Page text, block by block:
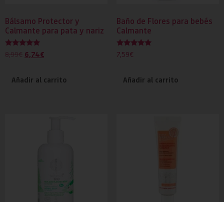
Bálsamo Protector y
Calmante para pata y nariz
Valorado
con
8,99€ 6,74€
Añadir al carrito
Baño de Flores para bebés
Calmante
Valorado
con
7,59€
Añadir al carrito